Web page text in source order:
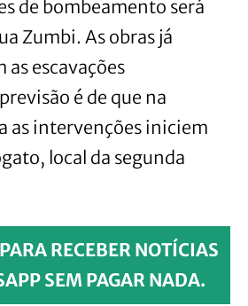
de bombeamento será
Zumbi. As obras já
as escavações
é de que na
as intervenções iniciem
local da segunda
RECEBER NOTÍCIAS
SEM PAGAR NADA.